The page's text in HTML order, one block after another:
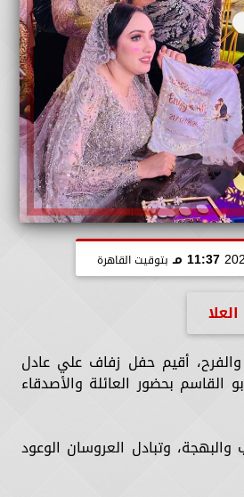
11:37 مـ بتوقيت القاهرة
أقيم حفل زفاف علي عادل
القاسم بحضور العائلة والأصدقاء
والبهجة، وتبادل العروسان الوعود